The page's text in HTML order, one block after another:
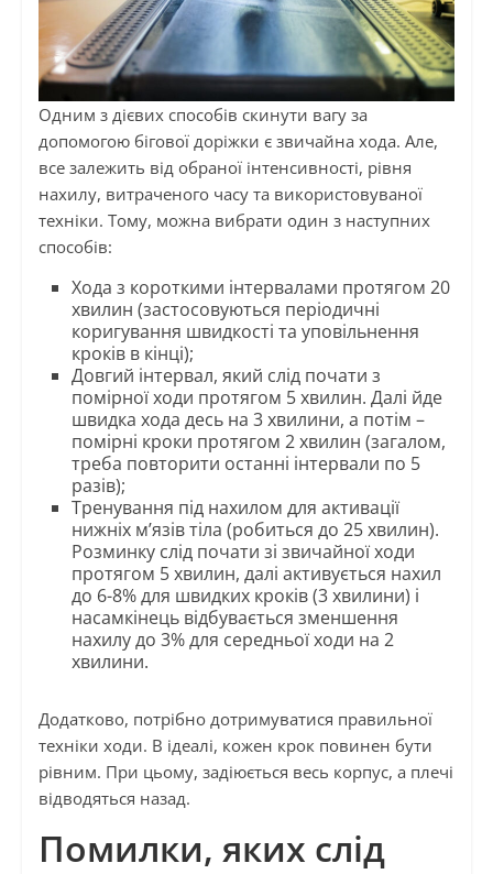
Одним з дієвих способів скинути вагу за
допомогою бігової доріжки є звичайна хода. Але,
все залежить від обраної інтенсивності, рівня
нахилу, витраченого часу та використовуваної
техніки. Тому, можна вибрати один з наступних
способів:
Хода з короткими інтервалами протягом 20
хвилин (застосовуються періодичні
коригування швидкості та уповільнення
кроків в кінці);
Довгий інтервал, який слід почати з
помірної ходи протягом 5 хвилин. Далі йде
швидка хода десь на 3 хвилини, а потім –
помірні кроки протягом 2 хвилин (загалом,
треба повторити останні інтервали по 5
разів);
Тренування під нахилом для активації
нижніх м’язів тіла (робиться до 25 хвилин).
Розминку слід почати зі звичайної ходи
протягом 5 хвилин, далі активується нахил
до 6-8% для швидких кроків (3 хвилини) і
насамкінець відбувається зменшення
нахилу до 3% для середньої ходи на 2
хвилини.
Додатково, потрібно дотримуватися правильної
техніки ходи. В ідеалі, кожен крок повинен бути
рівним. При цьому, задіюється весь корпус, а плечі
відводяться назад.
Помилки, яких слід